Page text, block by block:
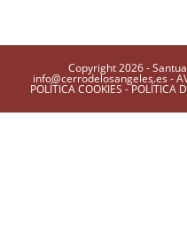
Copyright 2026 -
info@cerrodelosangeles.es -
POLÍTICA COOKIES -POLÍTICA